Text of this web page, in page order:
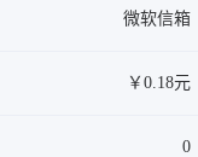
微软信箱
￥0.18元
0